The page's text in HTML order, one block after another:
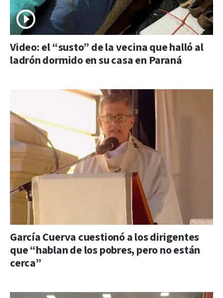
Video: el “susto” de la vecina que halló al
ladrón dormido en su casa en Paraná
García Cuerva cuestionó a los dirigentes
que “hablan de los pobres, pero no están
cerca”